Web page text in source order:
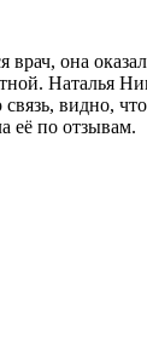
она
Наталья
видно,
её по отзывам.